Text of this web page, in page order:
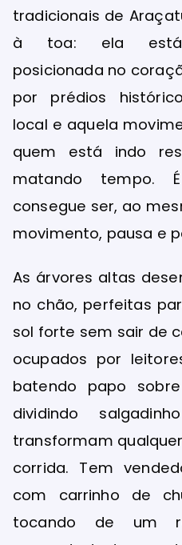
tradicionais de
à toa: ela está
posicionada no
por prédios
local e aquela
quem está indo
matando tempo.
consegue ser, ao
movimento, pausa e
As árvores altas
no chão, perfeitas
sol forte sem sair de
ocupados por
batendo papo
dividindo
transformam
corrida. Tem
com carrinho de
tocando de um